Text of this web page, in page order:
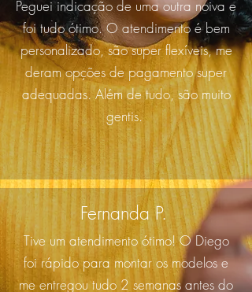
Peguei indicação de uma outra noiva e
foi tudo ótimo. O atendimento é bem
personalizado, são super flexíveis, me
deram opções de pagamento super
adequadas. Além de tudo, são muito
gentis.
Fernanda P.
Tive um atendimento ótimo! O Diego
foi rápido para montar os modelos e
me entregou tudo 2 semanas antes do